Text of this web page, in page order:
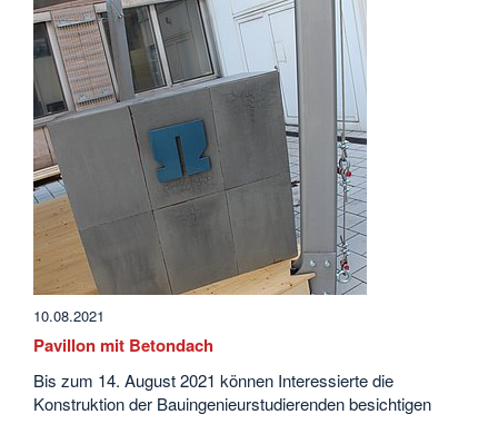
10.08.2021
Pavillon mit Betondach
Bis zum 14. August 2021 können Interessierte die
Konstruktion der Bauingenieurstudierenden besichtigen